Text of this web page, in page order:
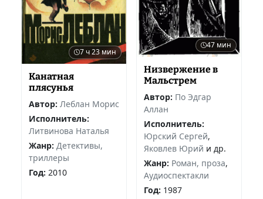
7 ч 23 мин
Канатная
плясунья
Автор: Леблан Морис
Исполнитель:
Литвинова Наталья
Жанр: Детективы,
триллеры
Год: 2010
47 мин
Низвержение в
Мальстрем
Автор: По Эдгар
Аллан
Исполнитель:
Юрский Сергей,
Яковлев Юрий и др.
Жанр: Роман, проза,
Аудиоспектакли
Год: 1987